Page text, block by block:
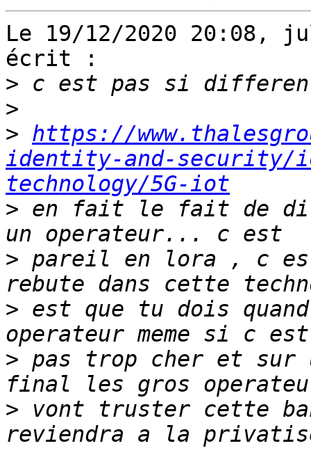
Le 19/12/2020 20:08,
écrit :
>
>
> https://
identity-and-security/
technology/5G-iot
> en fait le fait de
> pareil en lora , c
> est que tu dois quand
> pas trop cher et sur
> vont truster cette